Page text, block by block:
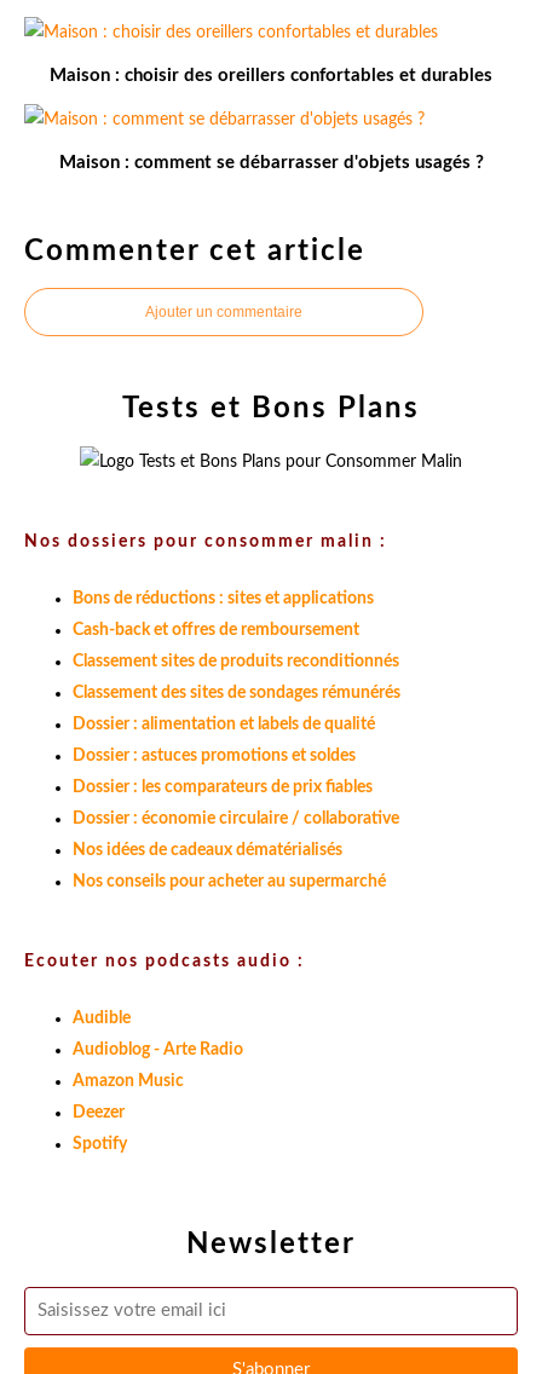
Maison : choisir des oreillers confortables et durables
Maison : comment se débarrasser d'objets usagés ?
Commenter cet article
Ajouter un commentaire
Newsletter
Tests et Bons Plans
Nos dossiers pour consommer malin :
Bons de réductions : sites et applications
Cash-back et offres de remboursement
Classement sites de produits reconditionnés
Classement des sites de sondages rémunérés
Dossier : alimentation et labels de qualité
Dossier : astuces promotions et soldes
Dossier : les comparateurs de prix fiables
Dossier : économie circulaire / collaborative
Nos idées de cadeaux dématérialisés
Nos conseils pour acheter au supermarché
Ecouter nos podcasts audio :
Audible
Audioblog - Arte Radio
Amazon Music
Deezer
Spotify